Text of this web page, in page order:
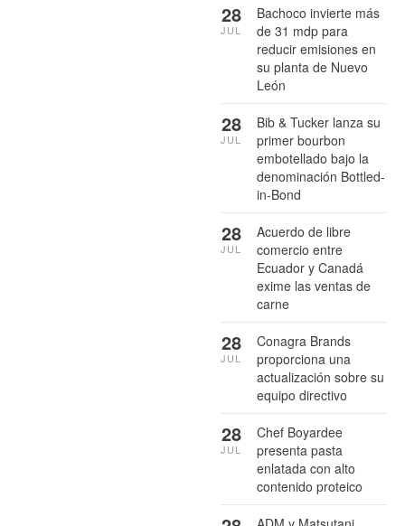
Bachoco invierte más
de 31 mdp para
reducir emisiones en
su planta de Nuevo
León
28
JUL
Bib & Tucker lanza su
primer bourbon
embotellado bajo la
denominación Bottled-
in-Bond
28
JUL
Acuerdo de libre
comercio entre
Ecuador y Canadá
exime las ventas de
carne
28
JUL
Conagra Brands
proporciona una
actualización sobre su
equipo directivo
28
JUL
Chef Boyardee
presenta pasta
enlatada con alto
contenido proteico
28
JUL